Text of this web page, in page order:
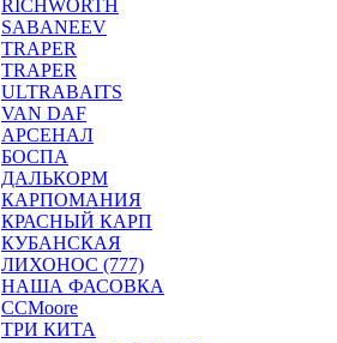
RICHWORTH
SABANEEV
TRAPER
TRAPER
ULTRABAITS
VAN DAF
АРСЕНАЛ
БОСПА
ДАЛЬКОРМ
КАРПОМАНИЯ
КРАСНЫЙ КАРП
КУБАНСКАЯ
ЛИХОНОС (777)
НАША ФАСОВКА
СCMoore
ТРИ КИТА